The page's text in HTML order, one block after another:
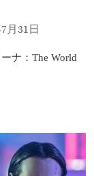
月31日
ナ：The World